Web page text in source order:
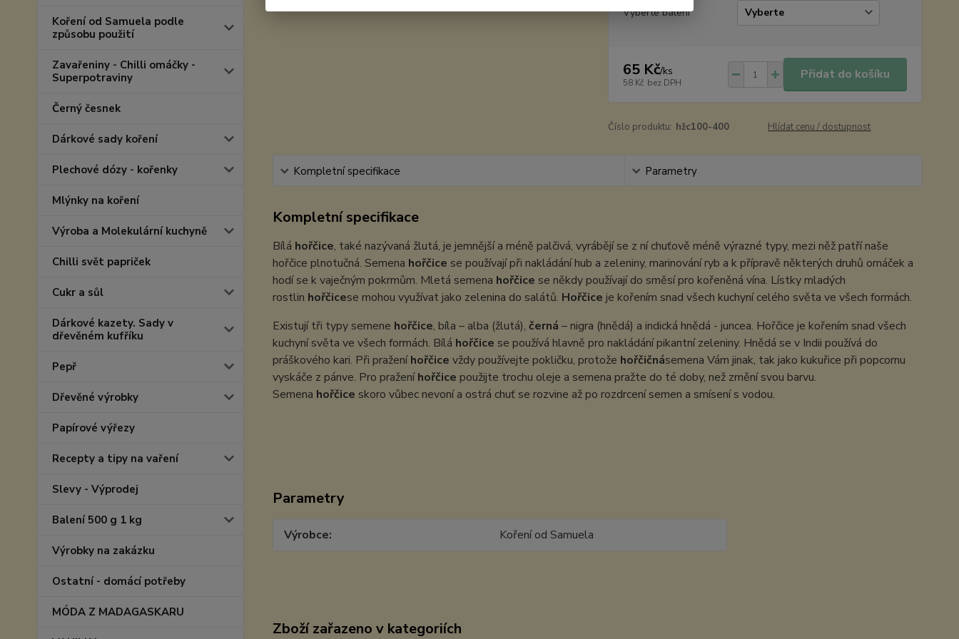
Koření od Samuela podle
způsobu použití
Zavařeniny - Chilli omáčky -
Superpotraviny
Černý česnek
Dárkové sady koření
Plechové dózy - kořenky
Mlýnky na koření
Výroba a Molekulární kuchyně
Chilli svět papriček
Cukr a sůl
Dárkové kazety. Sady v
dřevěném kufříku
Pepř
Dřevěné výrobky
Papírové výřezy
Recepty a tipy na vaření
Slevy - Výprodej
Balení 500 g 1 kg
Výrobky na zakázku
Ostatní - domácí potřeby
MÓDA Z MADAGASKARU
Vyberte balení
65 Kč/ks
58 Kč bez DPH
Přidat do košíku
Číslo produktu: hžc100-400 Hlídat cenu / dostupnost
Kompletní specifikace Parametry
Kompletní specifikace
Bílá hořčice, také nazývaná žlutá, je jemnější a méně palčivá, vyrábějí se z ní chuťově méně výrazné typy, mezi něž patří naše
hořčice plnotučná. Semena hořčice se používají při nakládání hub a zeleniny, marinování ryb a k přípravě některých druhů omáček a
hodí se k vaječným pokrmům. Mletá semena hořčice se někdy používají do směsí pro kořeněná vína. Lístky mladých
rostlin hořčicese mohou využívat jako zelenina do salátů. Hořčice je kořením snad všech kuchyní celého světa ve všech formách.
Existují tři typy semene hořčice, bíla – alba (žlutá), černá – nigra (hnědá) a indická hnědá - juncea. Hořčice je kořením snad všech
kuchyní světa ve všech formách. Bílá hořčice se používá hlavně pro nakládání pikantní zeleniny. Hnědá se v Indii používá do
práškového kari. Při praženíhořčice vždy používejte pokličku, protože hořčičnásemena Vám jinak, tak jako kukuřice při popcornu
vyskáče z pánve. Pro praženíhořčice použijte trochu oleje a semena pražte do té doby, než změní svou barvu.
Semena hořčice skoro vůbec nevoní a ostrá chuť se rozvine až po rozdrcení semen a smísení s vodou.
Parametry
Výrobce Koření od Samuela
Zboží zařazeno v kategoriích